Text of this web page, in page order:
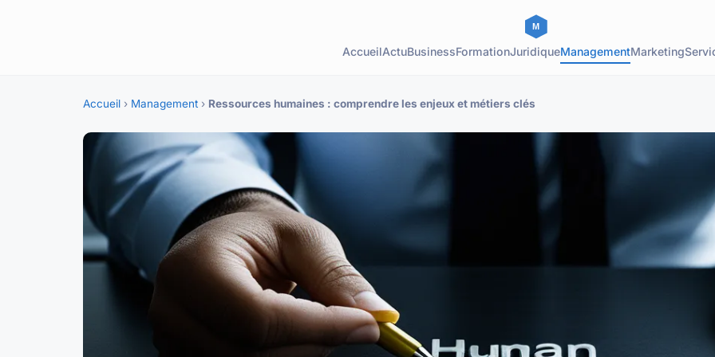
AccueilActuBusinessFormationJuridiqueManagementMarketing
Accueil › Management › Ressources humaines : comprendre les enjeux et métiers clés